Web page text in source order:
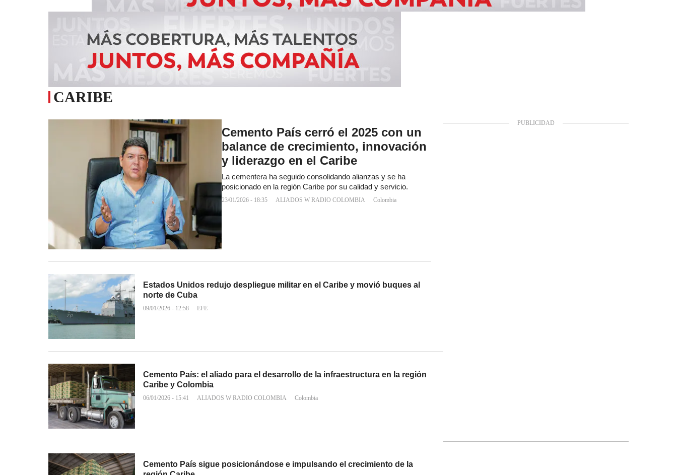
CARIBE
Cemento País cerró el 2025 con un
balance de crecimiento, innovación
y liderazgo en el Caribe
La cementera ha seguido consolidando alianzas y se ha
posicionado en la región Caribe por su calidad y servicio.
23/01/2026 - 18:35 ALIADOS W RADIO COLOMBIA Colombia
Estados Unidos redujo despliegue militar en el Caribe y movió buques al
norte de Cuba
09/01/2026 - 12:58 EFE
Cemento País: el aliado para el desarrollo de la infraestructura en la región
Caribe y Colombia
06/01/2026 - 15:41 ALIADOS W RADIO COLOMBIA Colombia
Cemento País sigue posicionándose e impulsando el crecimiento de la